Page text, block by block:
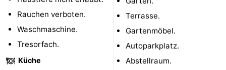
Wandern
-
Rauchen verboten.
Waschmaschine.
Tresorfach.
Küche
Terrasse.
Gartenmöbel.
Autoparkplatz.
Abstellraum.